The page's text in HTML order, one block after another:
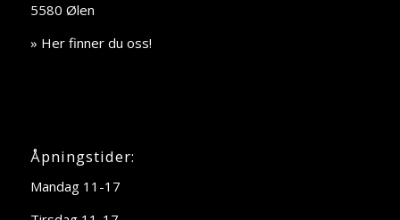
5580 Ølen
» Her finner du oss!
Åpningstider:
Mandag 11-17